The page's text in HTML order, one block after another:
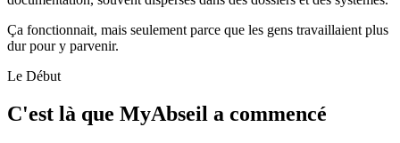
Ça fonctionnait, mais seulement parce que les gens travaillaient plus
dur pour y parvenir.
Le Début
C'est là que MyAbseil a commencé